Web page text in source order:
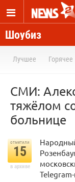
Шоубиз
Лучшее Горячее
СМИ:
тяжёлом
больнице
отметили
15
в архиве